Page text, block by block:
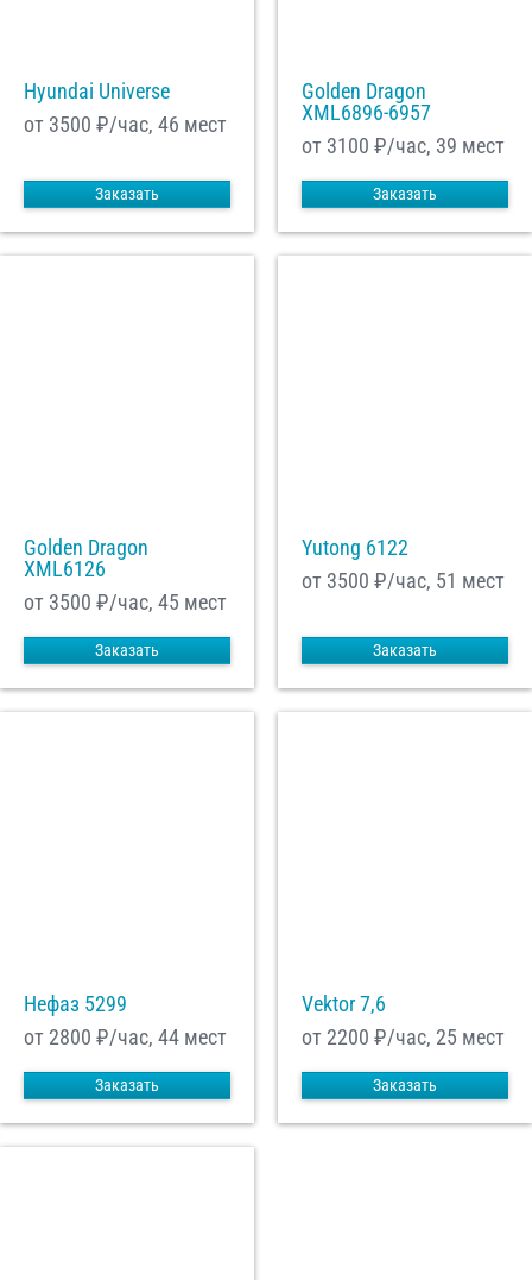
Hyundai Universe
от 3500 ₽/час, 46 мест
Заказать
Golden Dragon
XML6896-6957
от 3100 ₽/час, 39 мест
Заказать
Golden Dragon
XML6126
от 3500 ₽/час, 45 мест
Заказать
Yutong 6122
от 3500 ₽/час, 51 мест
Заказать
Нефаз 5299
от 2800 ₽/час, 44 мест
Заказать
Vektor 7,6
от 2200 ₽/час, 25 мест
Заказать